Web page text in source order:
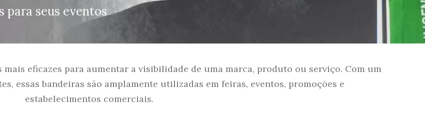
para seus eventos
eficazes para aumentar a visibilidade de uma marca, produto ou serviço. Com um
essas bandeiras são amplamente utilizadas em feiras, eventos, promoções e
estabelecimentos comerciais.